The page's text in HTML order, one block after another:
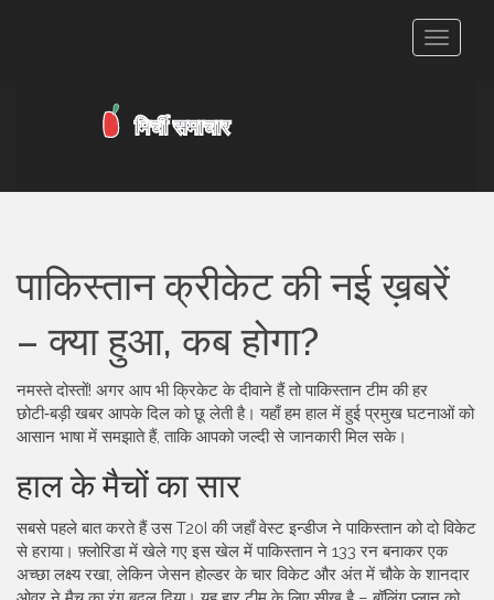
टॉगल
पाकिस्तान क्रीकेट की नई ख़बरें
– क्या हुआ, कब होगा?
नमस्ते दोस्तों! अगर आप भी क्रिकेट के दीवाने हैं तो पाकिस्तान टीम की हर
छोटी‑बड़ी खबर आपके दिल को छू लेती है। यहाँ हम हाल में हुई प्रमुख घटनाओं को
आसान भाषा में समझाते हैं, ताकि आपको जल्दी से जानकारी मिल सके।
हाल के मैचों का सार
सबसे पहले बात करते हैं उस T20I की जहाँ वेस्ट इन्डीज ने पाकिस्तान को दो विकेट
से हराया। फ़्लोरिडा में खेले गए इस खेल में पाकिस्तान ने 133 रन बनाकर एक
अच्छा लक्ष्य रखा, लेकिन जेसन होल्डर के चार विकेट और अंत में चौके के शानदार